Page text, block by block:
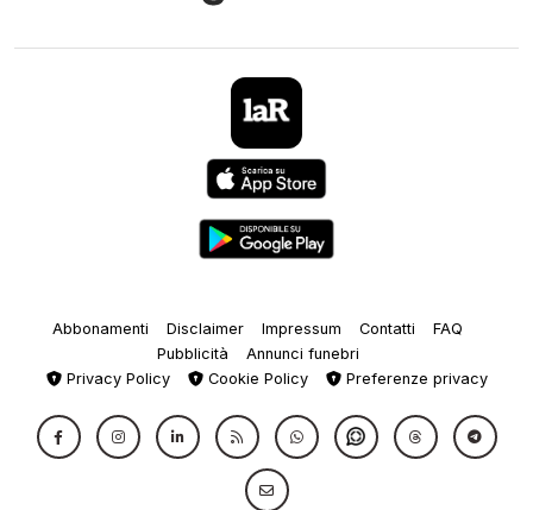
Abbonamenti Disclaimer Impressum Contatti
FAQ
Pubblicità
Annunci funebri
Privacy Policy
Cookie Policy Preferenze privacy